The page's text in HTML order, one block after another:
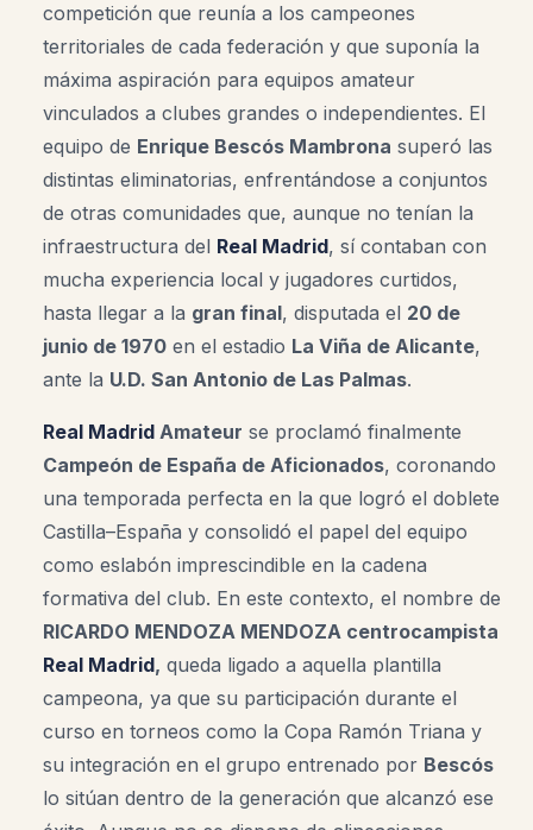
competición que reunía a los campeones
territoriales de cada federación y que suponía la
máxima aspiración para equipos amateur
vinculados a clubes grandes o independientes. El
equipo de Enrique Bescós Mambrona superó las
distintas eliminatorias, enfrentándose a conjuntos
de otras comunidades que, aunque no tenían la
infraestructura del Real Madrid, sí contaban con
mucha experiencia local y jugadores curtidos,
hasta llegar a la gran final, disputada el 20 de
junio de 1970 en el estadio La Viña de Alicante,
ante la U.D. San Antonio de Las Palmas.
Real Madrid Amateur se proclamó finalmente
Campeón de España de Aficionados, coronando
una temporada perfecta en la que logró el doblete
Castilla–España y consolidó el papel del equipo
como eslabón imprescindible en la cadena
formativa del club. En este contexto, el nombre de
RICARDO MENDOZA MENDOZA centrocampista
Real Madrid, queda ligado a aquella plantilla
campeona, ya que su participación durante el
curso en torneos como la Copa Ramón Triana y
su integración en el grupo entrenado por Bescós
lo sitúan dentro de la generación que alcanzó ese